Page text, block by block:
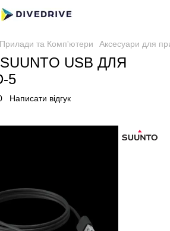
Прилади та Комп'ютери Аксесуари для
USB ДЛЯ
5
Написати відгук